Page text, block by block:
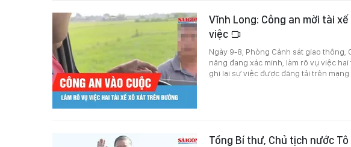
Vĩnh Long: Công an mời tài
việc
Ngày 9-8, Phòng Cảnh sát giao
năng đang xác minh, làm rõ vụ việc
ghi lại sự việc được đăng tải trên mạng
Tổng Bí thư, Chủ tịch nước